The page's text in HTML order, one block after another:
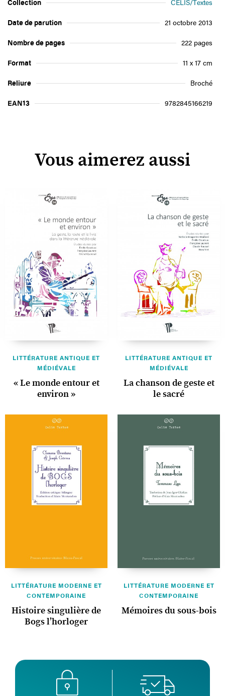
Collection CELIS/Textes
Date de parution 21 octobre 2013
Nombre de pages 222 pages
Format 11 x 17 cm
Reliure Broché
EAN13 9782845166219
Vous aimerez aussi
LITTÉRATURE ANTIQUE ET
MÉDIÉVALE
« Le monde entour et
environ »
LITTÉRATURE ANTIQUE ET
MÉDIÉVALE
La chanson de geste et
le sacré
LITTÉRATURE MODERNE ET
CONTEMPORAINE
Histoire singulière de
Bogs l’horloger
LITTÉRATURE MODERNE ET
CONTEMPORAINE
Mémoires du sous-bois